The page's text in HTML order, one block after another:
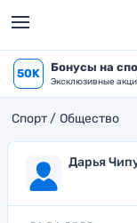
50K Бонусы на
Эксклюзивные
Спорт Общество
Дарья